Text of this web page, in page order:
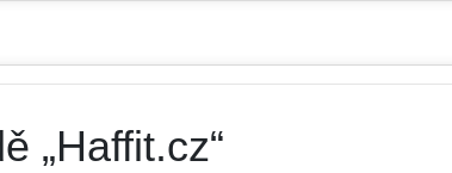
„Haffit.cz“